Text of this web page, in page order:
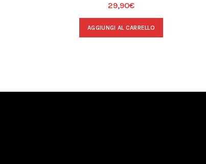
29,90€
AGGIUNGI AL CARRELLO